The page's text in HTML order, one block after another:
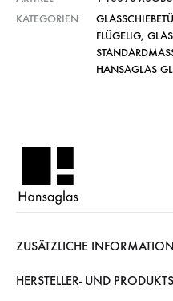
KATEGORIEN
FLÜGELIG,
HANSAGLAS
ZUSÄTZLICHE
HERSTELLER- UND